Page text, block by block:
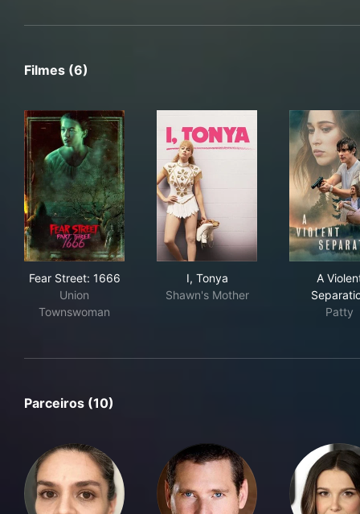
Filmes (6)
Fear Street: 1666
Union
Townswoman
I, Tonya
Shawn's Mother
A
Patty
Parceiros (10)